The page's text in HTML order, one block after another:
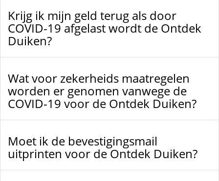
Krijg ik mijn geld terug als door
COVID-19 afgelast wordt de Ontdek
Duiken?
Wat voor zekerheids maatregelen
worden er genomen vanwege de
COVID-19 voor de Ontdek Duiken?
Moet ik de bevestigingsmail
uitprinten voor de Ontdek Duiken?